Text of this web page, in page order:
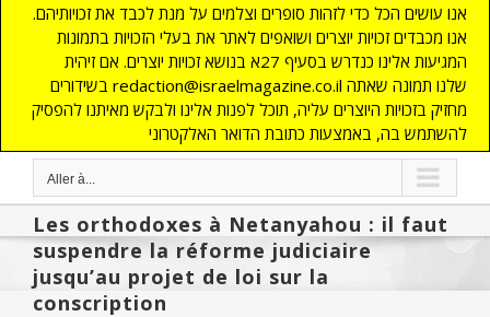
אנו עושים הכל כדי לזהות סופרים וצלמים על מנת לכבד את זכויותיהם.
אנו מכבדים זכויות יוצרים ושואפים לאתר את בעלי הזכויות בתמונות
המגיעות אלינו כנדרש בסעיף 27א בנושא זכויות יוצרים. אם זיהית
בשידורים redaction@israelmagazine.co.il שלנו תמונה שאתה
מחזיק בזכויות היוצרים עליה, תוכל לפנות אלינו ולבקש מאיתנו להפסיק
להשתמש בה, באמצעות כתובת הדואר האלקטרוני
Aller à...
Les orthodoxes à Netanyahou : il faut
suspendre la réforme judiciaire
jusqu’au projet de loi sur la
conscription